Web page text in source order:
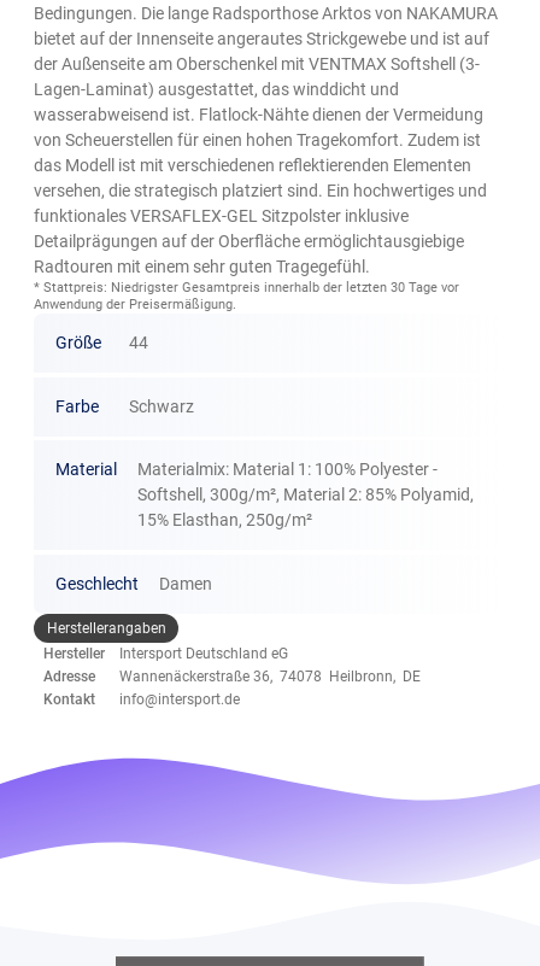
Bedingungen. Die lange Radsporthose Arktos von NAKAMURA
bietet auf der Innenseite angerautes Strickgewebe und ist auf
der Außenseite am Oberschenkel mit VENTMAX Softshell (3-
Lagen-Laminat) ausgestattet, das winddicht und
wasserabweisend ist. Flatlock-Nähte dienen der Vermeidung
von Scheuerstellen für einen hohen Tragekomfort. Zudem ist
das Modell ist mit verschiedenen reflektierenden Elementen
versehen, die strategisch platziert sind. Ein hochwertiges und
funktionales VERSAFLEX-GEL Sitzpolster inklusive
Detailprägungen auf der Oberfläche ermöglichtausgiebige
Radtouren mit einem sehr guten Tragegefühl.
* Stattpreis: Niedrigster Gesamtpreis innerhalb der letzten 30 Tage vor
Anwendung der Preisermäßigung.
Größe 44
Farbe Schwarz
Material
Materialmix: Material 1: 100% Polyester -
Softshell, 300g/m², Material 2: 85% Polyamid,
15% Elasthan, 250g/m²
Geschlecht Damen
Herstellerangaben
Hersteller
Intersport Deutschland eG
Adresse
Wannenäckerstraße 36, 74078 Heilbronn, DE
Kontakt
info@intersport.de